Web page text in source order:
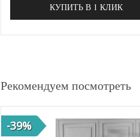
КУПИТЬ В 1 КЛИК
Рекомендуем посмотреть
-39%